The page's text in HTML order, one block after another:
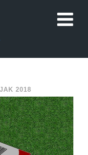
2018